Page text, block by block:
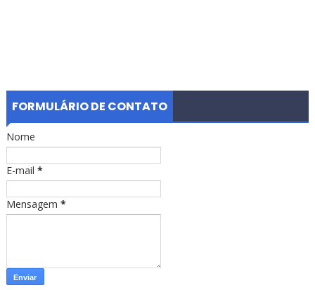
FORMULÁRIO DE CONTATO
Nome
E-mail *
Mensagem *